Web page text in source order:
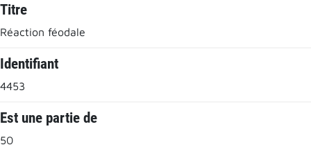
Titre
Réaction féodale
Identifiant
4453
Est une partie de
50